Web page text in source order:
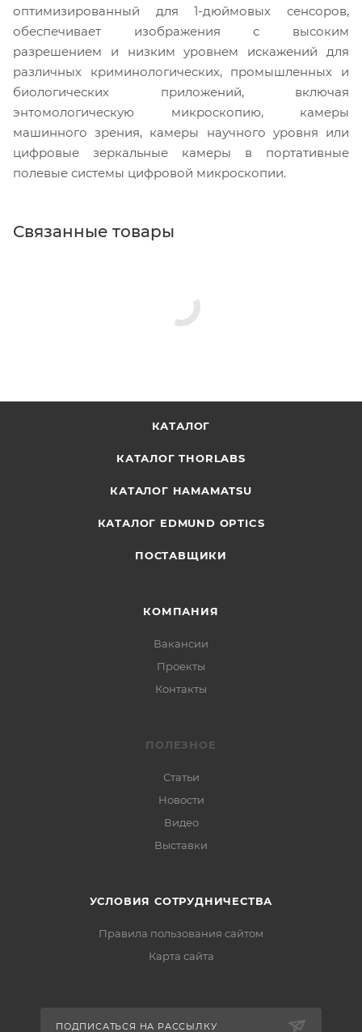
оптимизированный для 1-дюймовых сенсоров,
обеспечивает изображения с высоким
разрешением и низким уровнем искажений для
различных криминологических, промышленных и
биологических приложений, включая
энтомологическую микроскопию, камеры
машинного зрения, камеры научного уровня или
цифровые зеркальные камеры в портативные
полевые системы цифровой микроскопии.
Связанные товары
КАТАЛОГ
КАТАЛОГ THORLABS
КАТАЛОГ HAMAMATSU
КАТАЛОГ EDMUND OPTICS
ПОСТАВЩИКИ
КОМПАНИЯ
Вакансии
Проекты
Контакты
ПОЛЕЗНОЕ
Статьи
Новости
Видео
Выставки
УСЛОВИЯ СОТРУДНИЧЕСТВА
Правила пользования сайтом
Карта сайта
ПОДПИСАТЬСЯ НА РАССЫЛКУ